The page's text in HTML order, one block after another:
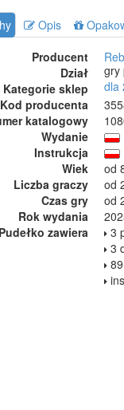
Opis
Producent
Dział
gry
Kategorie sklep
dla
Kod producenta
katalogowy
Wydanie
Instrukcja
Wiek
od
Liczba graczy
od
Czas gry
od
Rok wydania
Pudełko zawiera
3
3